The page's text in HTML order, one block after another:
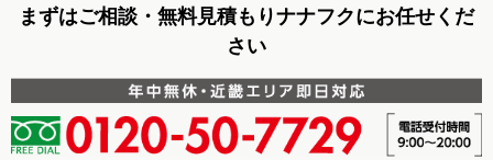
まずはご相談・無料見積もりナナフクにお任せくだ
さい